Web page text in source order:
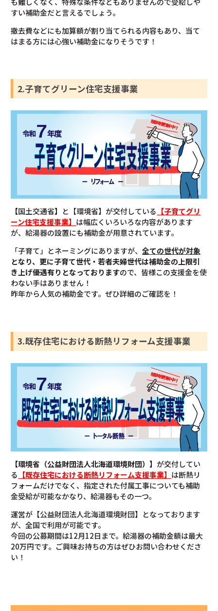
すい補助金だと言えるでしょう。
撤去費などにも加算額が割り当てられる内容もあり、当て
はまる方には心強い補助金になりそうです！
2.子育てグリーン住宅支援事業
【国土交通省】 と【環境省】が交付している 【子育てグリ
ーン住宅支援事業】 は幅広くいろいろな内容があります
が、給湯器の設置にも補助金が用意されています。
「子育て」とネーミングにありますが、全ての世代が対象
となり、更に子育て世代・若者夫婦世代は補助金の上限引
き上げ優遇有りとなっておりますので、皆様この支援金を使
わない手はありません！
昨年から人気の補助金です。ぜひ詳細のご確認を！
3.既存住宅における断熱リフォーム支援事業
【環境省（公益財団法人北海道環境財団）】 が交付してい
る 【既存住宅における断熱リフォーム支援事業】 は断熱リ
フォームだけでなく、指定された付属工事についても補助
金受給が可能なかなり、給湯器もその一つ。
運営が【公益財団法人北海道環境財団】となっております
が、全国で利用が可能です。
今回の公募期間は12月12日まで。給湯器の補助金額は最大
20万円です。ご興味お持ちの方はぜひお問い合わせくださ
い！